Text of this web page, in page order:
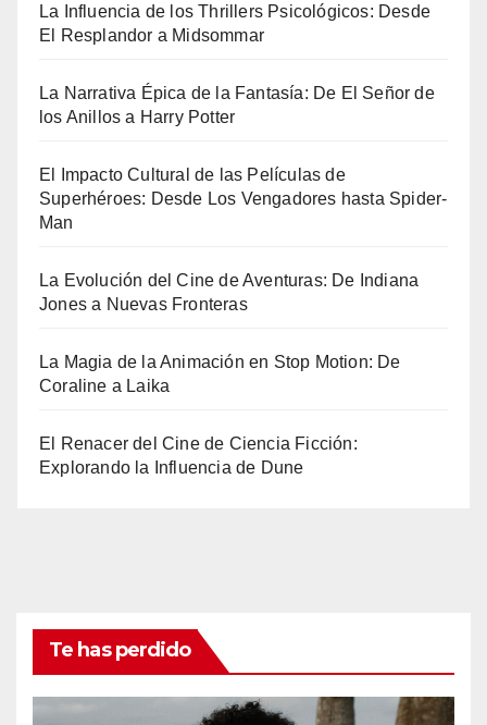
La Influencia de los Thrillers Psicológicos: Desde
El Resplandor a Midsommar
La Narrativa Épica de la Fantasía: De El Señor de
los Anillos a Harry Potter
El Impacto Cultural de las Películas de
Superhéroes: Desde Los Vengadores hasta Spider-
Man
La Evolución del Cine de Aventuras: De Indiana
Jones a Nuevas Fronteras
La Magia de la Animación en Stop Motion: De
Coraline a Laika
El Renacer del Cine de Ciencia Ficción:
Explorando la Influencia de Dune
Te has perdido